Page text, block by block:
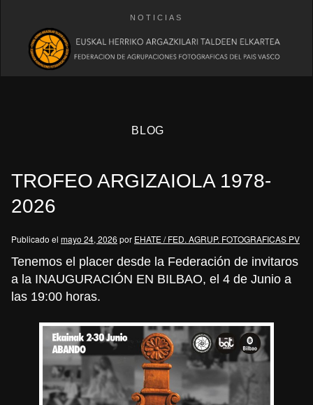
NOTICIAS
BLOG
TROFEO ARGIZAIOLA 1978-
2026
Publicado el mayo 24, 2026 por EHATE / FED. AGRUP. FOTOGRAFICAS PV
Tenemos el placer desde la Federación de invitaros
a la INAUGURACIÓN EN BILBAO, el 4 de Junio a
las 19:00 horas.